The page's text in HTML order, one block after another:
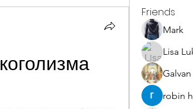
Friends
Mark
Lisa
robin